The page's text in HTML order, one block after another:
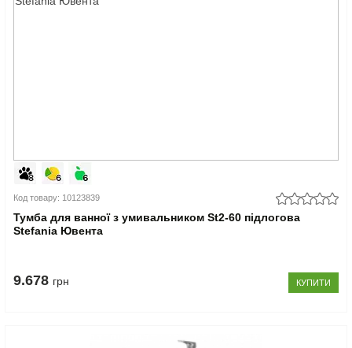
Код товару: 10123839
Тумба для ванної з умивальником St2-60 підлогова
Stefania Ювента
9.678 грн КУПИТИ